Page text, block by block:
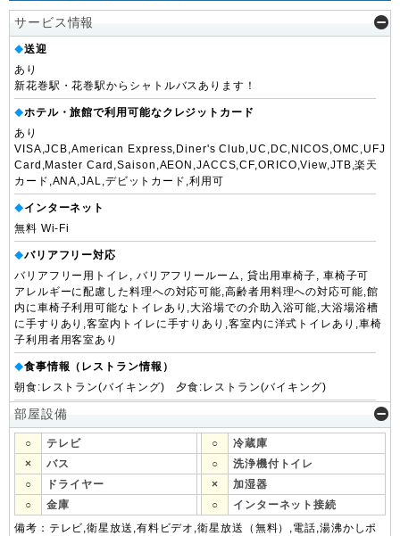
サービス情報
◆送迎
あり
新花巻駅・花巻駅からシャトルバスあります！
◆ホテル・旅館で利用可能なクレジットカード
あり
VISA,JCB,American Express,Diner's Club,UC,DC,NICOS,OMC,UFJ
Card,Master Card,Saison,AEON,JACCS,CF,ORICO,View,JTB,楽天
カード,ANA,JAL,デビットカード,利用可
◆インターネット
無料 Wi-Fi
◆バリアフリー対応
バリアフリー用トイレ, バリアフリールーム, 貸出用車椅子, 車椅子可
アレルギーに配慮した料理への対応可能,高齢者用料理への対応可能,館
内に車椅子利用可能なトイレあり,大浴場での介助入浴可能,大浴場浴槽
に手すりあり,客室内トイレに手すりあり,客室内に洋式トイレあり,車椅
子利用者用客室あり
◆食事情報（レストラン情報）
朝食:レストラン(バイキング) 夕食:レストラン(バイキング)
部屋設備
○ テレビ ○
冷蔵庫
×
バス ○
洗浄機付トイレ
○
ドライヤー ×
加湿器
○
金庫 ○
インターネット接続
備考：テレビ,衛星放送,有料ビデオ,衛星放送（無料）,電話,湯沸かしポ